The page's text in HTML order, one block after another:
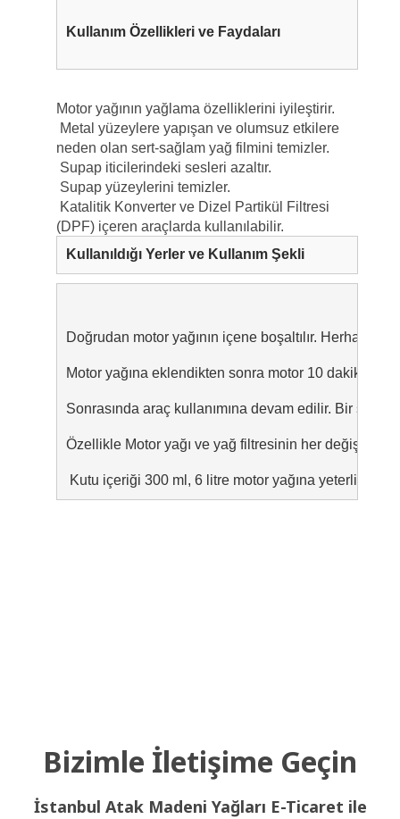
Kullanım Özellikleri ve Faydaları
Motor yağının yağlama özelliklerini iyileştirir.
Metal yüzeylere yapışan ve olumsuz etkilere
neden olan sert-sağlam yağ filmini temizler.
Supap iticilerindeki sesleri azaltır.
Supap yüzeylerini temizler.
Katalitik Konverter ve Dizel Partikül Filtresi
(DPF) içeren araçlarda kullanılabilir.
Kullanıldığı Yerler ve Kullanım Şekli
Doğrudan motor yağının içene boşaltılır. Herhangi
Motor yağına eklendikten sonra motor 10 dakika
Sonrasında araç kullanımına devam edilir. Bir
Özellikle Motor yağı ve yağ filtresinin her
Kutu içeriği 300 ml, 6 litre motor yağına yeterlidir.
Bizimle İletişime Geçin
İstanbul Atak Madeni Yağları E-Ticaret ile